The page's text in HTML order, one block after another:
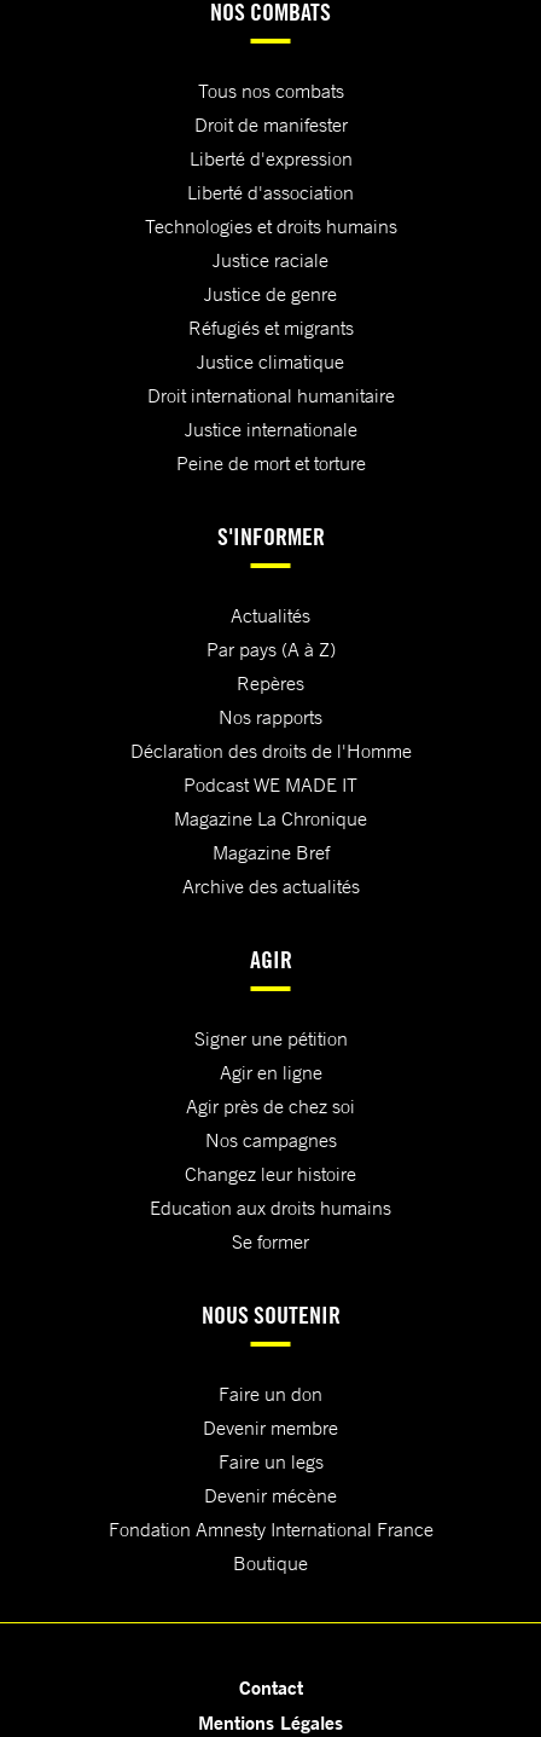
NOS COMBATS
Tous nos combats
Droit de manifester
Liberté d'expression
Liberté d'association
Technologies et droits humains
Justice raciale
Justice de genre
Réfugiés et migrants
Justice climatique
Droit international humanitaire
Justice internationale
Peine de mort et torture
S'INFORMER
Actualités
Par pays (A à Z)
Repères
Nos rapports
Déclaration des droits de l'Homme
Podcast WE MADE IT
Magazine La Chronique
Magazine Bref
Archive des actualités
AGIR
Signer une pétition
Agir en ligne
Agir près de chez soi
Nos campagnes
Changez leur histoire
Education aux droits humains
Se former
NOUS SOUTENIR
Faire un don
Devenir membre
Faire un legs
Devenir mécène
Fondation Amnesty International France
Boutique
Contact
Mentions Légales